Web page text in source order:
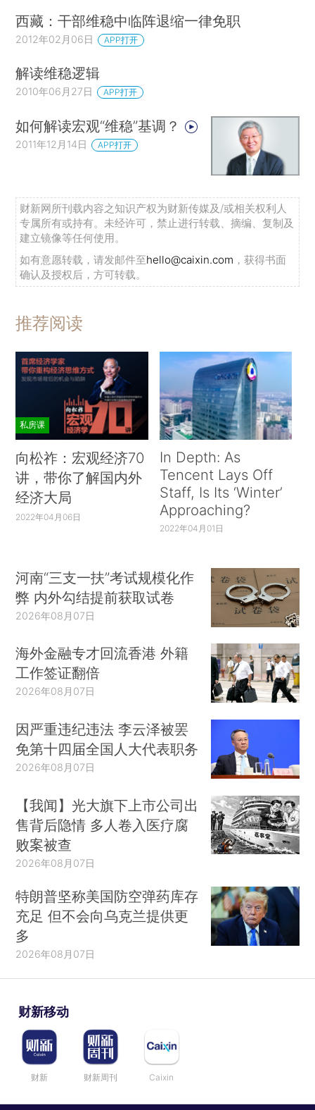
西藏：干部维稳中临阵退缩一律免职
2012年02月06日 APP打开
解读维稳逻辑
2010年06月27日 APP打开
如何解读宏观“维稳”基调？
2011年12月14日 APP打开
财新网所刊载内容之知识产权为财新传媒及/或相关权利人
专属所有或持有。未经许可，禁止进行转载、摘编、复制及
建立镜像等任何使用。
如有意愿转载，请发邮件至hello@caixin.com ，获得书面
确认及授权后，方可转载。
推荐阅读
私房课
向松祚：宏观经济70
讲，带你了解国内外
经济大局
2022年04月06日
In Depth: As
Tencent Lays Off
Staff, Is Its ‘Winter’
Approaching?
2022年04月01日
河南“三支一扶”考试规模化作
弊 内外勾结提前获取试卷
2026年08月07日
海外金融专才回流香港 外籍
工作签证翻倍
2026年08月07日
因严重违纪违法 李云泽被罢
免第十四届全国人大代表职务
2026年08月07日
【我闻】光大旗下上市公司出
售背后隐情 多人卷入医疗腐
败案被查
2026年08月07日
特朗普坚称美国防空弹药库存
充足 但不会向乌克兰提供更
多
2026年08月07日
财新移动
财新 财新周刊 Caixin